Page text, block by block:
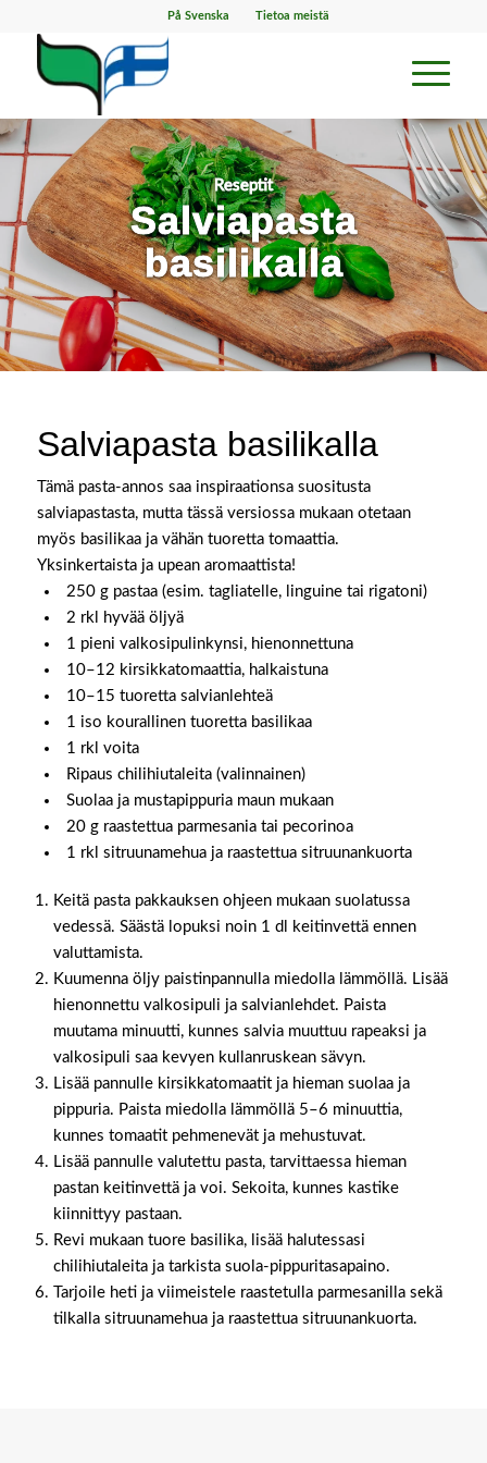
På Svenska Tietoa meistä
Reseptit
Salviapasta
basilikalla
Salviapasta basilikalla
Tämä pasta-annos saa inspiraationsa suositusta
salviapastasta, mutta tässä versiossa mukaan otetaan
myös basilikaa ja vähän tuoretta tomaattia.
Yksinkertaista ja upean aromaattista!
250 g pastaa (esim. tagliatelle, linguine tai rigatoni)
2 rkl hyvää öljyä
1 pieni valkosipulinkynsi, hienonnettuna
10–12 kirsikkatomaattia, halkaistuna
10–15 tuoretta salvianlehteä
1 iso kourallinen tuoretta basilikaa
1 rkl voita
Ripaus chilihiutaleita (valinnainen)
Suolaa ja mustapippuria maun mukaan
20 g raastettua parmesania tai pecorinoa
1 rkl sitruunamehua ja raastettua sitruunankuorta
Keitä pasta pakkauksen ohjeen mukaan suolatussa
vedessä. Säästä lopuksi noin 1 dl keitinvettä ennen
valuttamista.
Kuumenna öljy paistinpannulla miedolla lämmöllä. Lisää
hienonnettu valkosipuli ja salvianlehdet. Paista
muutama minuutti, kunnes salvia muuttuu rapeaksi ja
valkosipuli saa kevyen kullanruskean sävyn.
Lisää pannulle kirsikkatomaatit ja hieman suolaa ja
pippuria. Paista miedolla lämmöllä 5–6 minuuttia,
kunnes tomaatit pehmenevät ja mehustuvat.
Lisää pannulle valutettu pasta, tarvittaessa hieman
pastan keitinvettä ja voi. Sekoita, kunnes kastike
kiinnittyy pastaan.
Revi mukaan tuore basilika, lisää halutessasi
chilihiutaleita ja tarkista suola-pippuritasapaino.
Tarjoile heti ja viimeistele raastetulla parmesanilla sekä
tilkalla sitruunamehua ja raastettua sitruunankuorta.